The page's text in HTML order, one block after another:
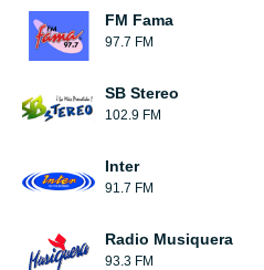
FM Fama
97.7 FM
SB Stereo
102.9 FM
Inter
91.7 FM
Radio Musiquera
93.3 FM